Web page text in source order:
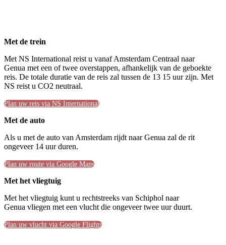
Met de trein
Met NS International reist u vanaf Amsterdam Centraal naar
Genua met een of twee overstappen, afhankelijk van de geboekte
reis. De totale duratie van de reis zal tussen de 13 15 uur zijn. Met
NS reist u CO2 neutraal.
Plan uw reis via NS International
Met de auto
Als u met de auto van Amsterdam rijdt naar Genua zal de rit
ongeveer 14 uur duren.
Plan uw route via Google Maps
Met het vliegtuig
Met het vliegtuig kunt u rechtstreeks van Schiphol naar
Genua vliegen met een vlucht die ongeveer twee uur duurt.
Plan uw vlucht via Google Flights